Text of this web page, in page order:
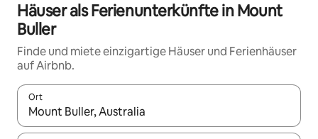
Häuser als Ferienunterkünfte in Mount
Buller
Finde und miete einzigartige Häuser und Ferienhäuser
auf Airbnb.
Ort
Wenn Ergebnisse verfügbar sind, navigiere mit den